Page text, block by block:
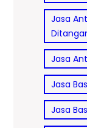
Jasa
Jasa
Jasa
Jasa